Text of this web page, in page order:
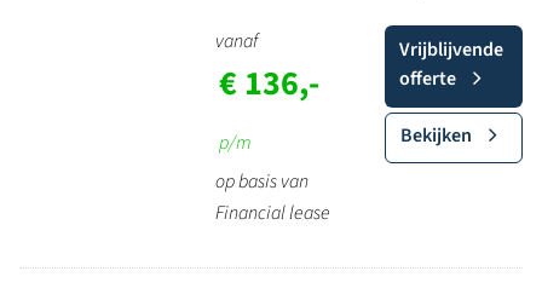
vanaf
€ 136,-
p/m
op basis van
Financial lease
Vrijblijvende
offerte
Bekijken